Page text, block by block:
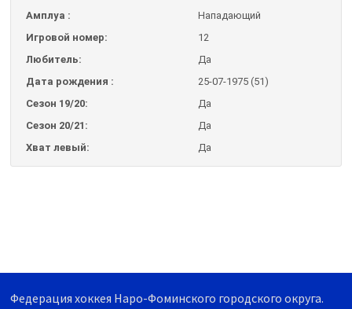
Амплуа :
Нападающий
Игровой номер:
12
Любитель:
Да
Дата рождения :
25-07-1975 (51)
Сезон 19/20:
Да
Сезон 20/21:
Да
Хват левый:
Да
Федерация хоккея Наро-Фоминского городского округа.